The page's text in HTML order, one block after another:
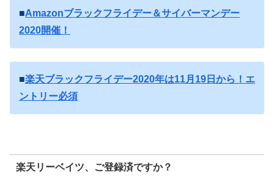
■Amazonブラックフライデー＆サイバーマンデー
2020開催！
■楽天ブラックフライデー2020年は11月19日から！エ
ントリー必須
楽天リーベイツ、ご登録済ですか？